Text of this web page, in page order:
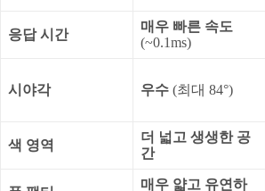
응답 시간
매우 빠른 속도
(~0.1ms)
시야각 우수 (최대 84°)
색 영역
더 넓고 생생한 공
간
매우 얇고 유연하